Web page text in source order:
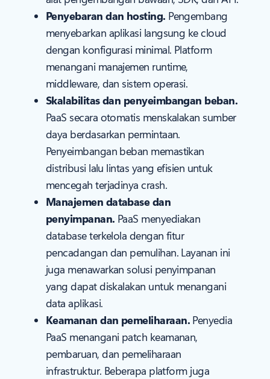
Penyebaran dan hosting. Pengembang
menyebarkan aplikasi langsung ke cloud
dengan konfigurasi minimal. Platform
menangani manajemen runtime,
middleware, dan sistem operasi.
Skalabilitas dan penyeimbangan beban.
PaaS secara otomatis menskalakan sumber
daya berdasarkan permintaan.
Penyeimbangan beban memastikan
distribusi lalu lintas yang efisien untuk
mencegah terjadinya crash.
Manajemen database dan
penyimpanan. PaaS menyediakan
database terkelola dengan fitur
pencadangan dan pemulihan. Layanan ini
juga menawarkan solusi penyimpanan
yang dapat diskalakan untuk menangani
data aplikasi.
Keamanan dan pemeliharaan.Penyedia
PaaS menangani patch keamanan,
pembaruan, dan pemeliharaan
infrastruktur. Beberapa platform juga